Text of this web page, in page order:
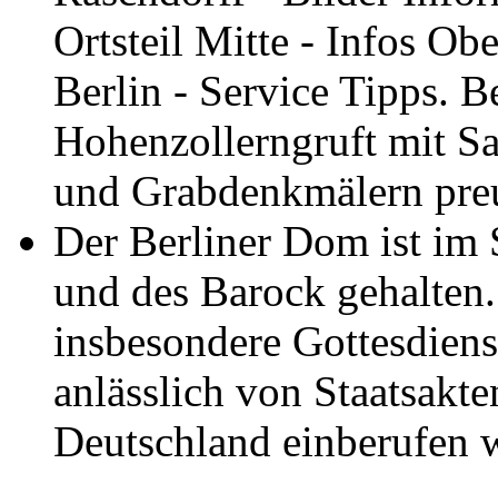
Ortsteil Mitte - Infos
Berlin - Service Tipps.
Hohenzollerngruft mit
und Grabdenkmälern
Der Berliner Dom ist im
und des Barock
insbesondere
anlässlich von
Deutschland einberufen